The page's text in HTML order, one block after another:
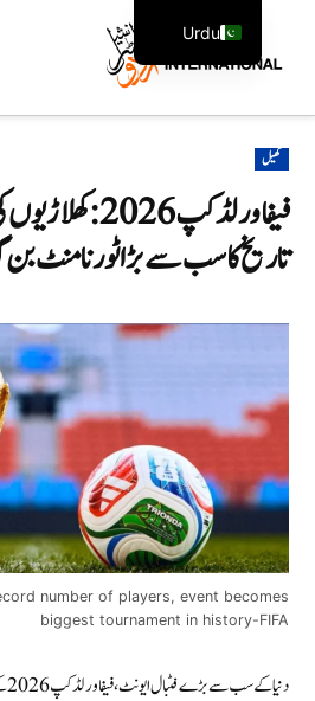
POSTED
IN
کھیل
فیفا ورلڈ کپ
تاریخ کا سب سے بڑا ٹورنامنٹ بن
number of players, event becomes
biggest tournament in history-FIFA
Urdu
English